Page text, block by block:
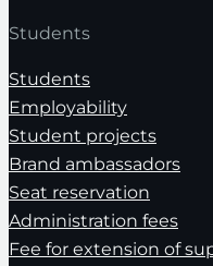
Students
Students
Employability
Student projects
Brand ambassadors
Seat reservation
Administration fees
Fee for extension of